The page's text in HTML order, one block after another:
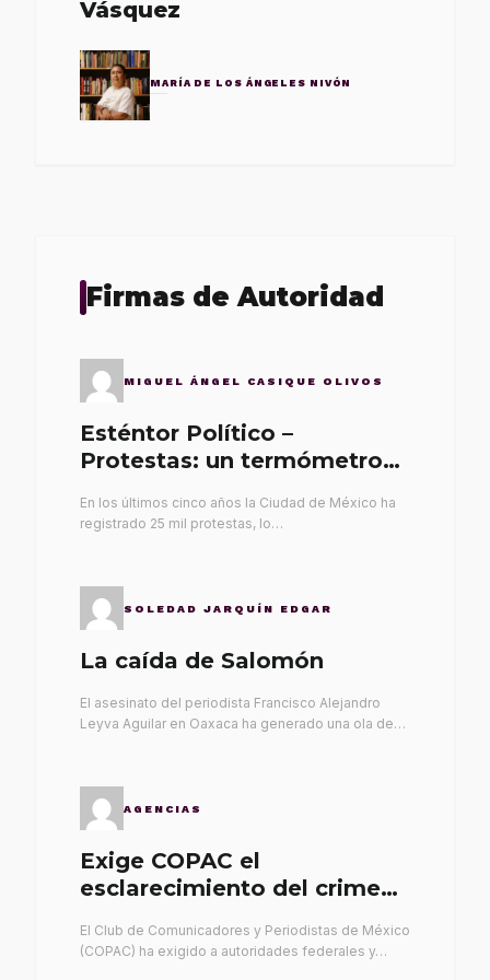
Vásquez
MARÍA DE LOS ÁNGELES NIVÓN
Firmas de Autoridad
MIGUEL ÁNGEL CASIQUE OLIVOS
Esténtor Político –
Protestas: un termómetro
En los últimos cinco años la Ciudad de México ha
registrado 25 mil protestas, lo…
SOLEDAD JARQUÍN EDGAR
La caída de Salomón
El asesinato del periodista Francisco Alejandro
Leyva Aguilar en Oaxaca ha generado una ola de…
AGENCIAS
Exige COPAC el
esclarecimiento del crimen
El Club de Comunicadores y Periodistas de México
(COPAC) ha exigido a autoridades federales y…